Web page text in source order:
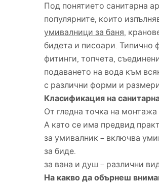
Под понятието санитарна
популярните, които
умивалници за баня,
бидета и писоари. Типично
фитинги, топчета,
подаването на вода към
с различни форми и
Класификация на
От гледна точка на
А като се има предвид
за умивалник – включва
за биде.
за вана и душ – различни
На какво да обърнеш